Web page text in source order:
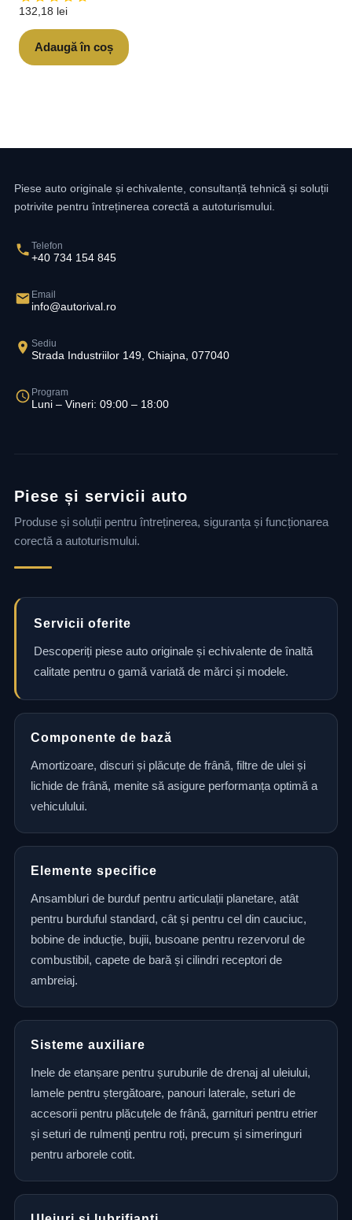
132,18 lei
Adaugă în coș
Piese auto originale și echivalente, consultanță tehnică și soluții
potrivite pentru întreținerea corectă a autoturismului.
Telefon
+40 734 154 845
Email
info@autorival.ro
Sediu
Strada Industriilor 149, Chiajna, 077040
Program
Luni – Vineri: 09:00 – 18:00
Piese și servicii auto
Produse și soluții pentru întreținerea, siguranța și funcționarea
corectă a autoturismului.
Servicii oferite
Descoperiți piese auto originale și echivalente de înaltă
calitate pentru o gamă variată de mărci și modele.
Componente de bază
Amortizoare, discuri și plăcuțe de frână, filtre de ulei și
lichide de frână, menite să asigure performanța optimă a
vehiculului.
Elemente specifice
Ansambluri de burduf pentru articulații planetare, atât
pentru burduful standard, cât și pentru cel din cauciuc,
bobine de inducție, bujii, busoane pentru rezervorul de
combustibil, capete de bară și cilindri receptori de
ambreiaj.
Sisteme auxiliare
Inele de etanșare pentru șuruburile de drenaj al uleiului,
lamele pentru ștergătoare, panouri laterale, seturi de
accesorii pentru plăcuțele de frână, garnituri pentru etrier
și seturi de rulmenți pentru roți, precum și simeringuri
pentru arborele cotit.